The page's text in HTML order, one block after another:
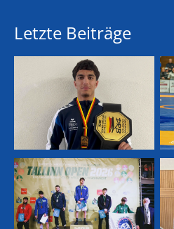
Letzte Beiträge